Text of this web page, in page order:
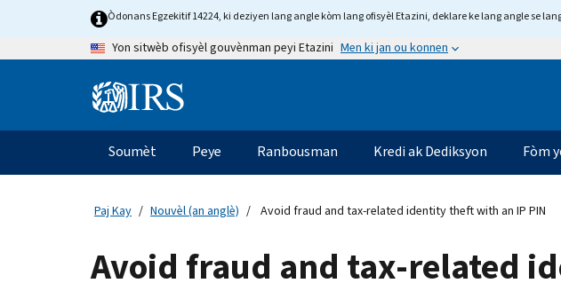
Òdonans Egzekitif 14224, ki deziyen lang angle kòm lang ofisyèl Etazini, deklare ke lang angle se
Yon sitwèb ofisyèl gouvènman peyi Etazini Men ki jan ou konnen
Information
Navigasyon
prensipal
Soumèt Peye Ranbousman Kredi ak Dediksyon Fòm
Paj Kay Nouvèl (an anglè) Avoid fraud and tax-related identity theft with an IP PIN
Avoid fraud and tax-related